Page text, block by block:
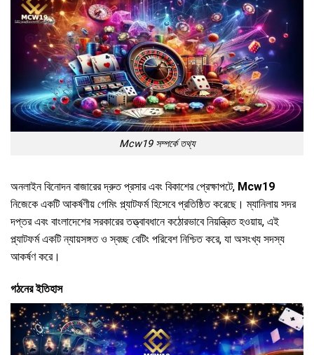
Mcw19 সম্পর্কে তথ্য
অনলাইন বিনোদন বাজারের দ্রুত প্রসার এবং বিকাশের প্রেক্ষাপটে, Mcw19
নিজেকে একটি আকর্ষণীয় গেমিং প্ল্যাটফর্ম হিসেবে প্রতিষ্ঠিত করেছে। ম্যানিলায় সদর
দপ্তর এবং বাংলাদেশের সরকারের তত্ত্বাবধানে কঠোরভাবে নিয়ন্ত্রিত হওয়ায়, এই
প্ল্যাটফর্ম একটি ন্যায়সঙ্গত ও স্বচ্ছ বেটিং পরিবেশ নিশ্চিত করে, যা অসংখ্য সদস্য
আকর্ষণ করে।
গঠনের ইতিহাস